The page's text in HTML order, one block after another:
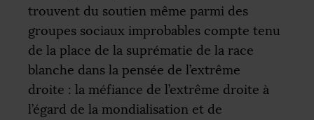
trouvent du soutien même parmi des
groupes sociaux improbables compte tenu
de la place de la suprématie de la race
blanche dans la pensée de l’extrême
droite : la méfiance de l’extrême droite à
l’égard de la mondialisation et de